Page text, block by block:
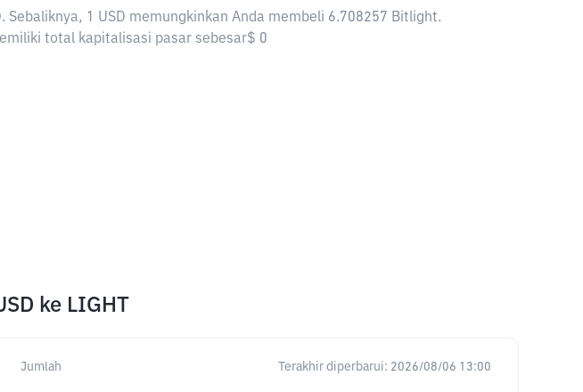
1 USD memungkinkan Anda membeli 6.708257 Bitlight.
total kapitalisasi pasar sebesar$ 0
ke LIGHT
Jumlah Terakhir diperbarui: 2026/08/06 13:00